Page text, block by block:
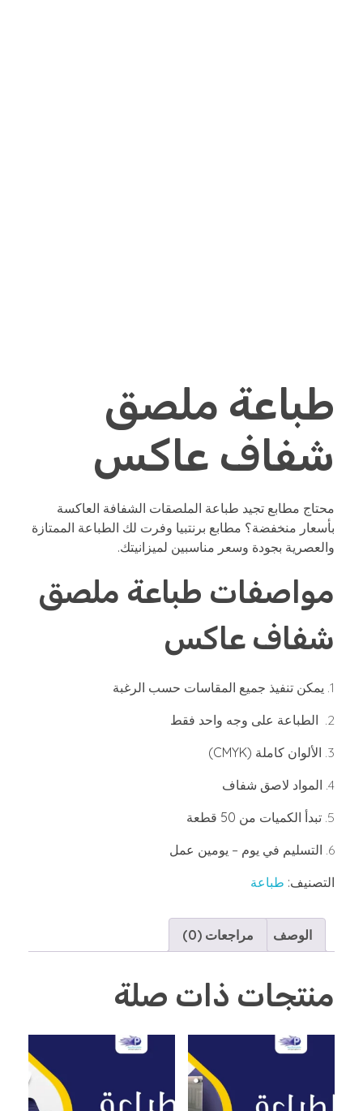
طباعة ملصق
شفاف عاكس
محتاج مطابع تجيد طباعة الملصقات الشفافة العاكسة
بأسعار منخفضة؟ مطابع برنتبيا وفرت لك الطباعة الممتازة
والعصرية بجودة وسعر مناسبين لميزانيتك.
مواصفات طباعة ملصق
شفاف عاكس
يمكن تنفيذ جميع المقاسات حسب الرغبة
الطباعة على وجه واحد فقط
الألوان كاملة (CMYK)
المواد لاصق شفاف
تبدأ الكميات من 50 قطعة
التسليم في يوم – يومين عمل
التصنيف: طباعة
الوصف مراجعات (0)
منتجات ذات صلة